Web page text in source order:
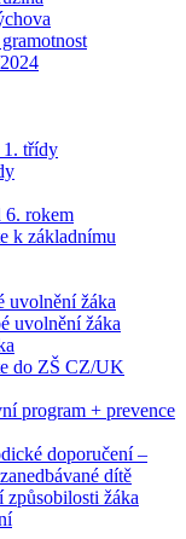
1. třídy
6. rokem
k základnímu
uvolnění žáka
uvolnění žáka
do ZŠ CZ/UK
program + prevence
doporučení –
dítě
způsobilosti žáka